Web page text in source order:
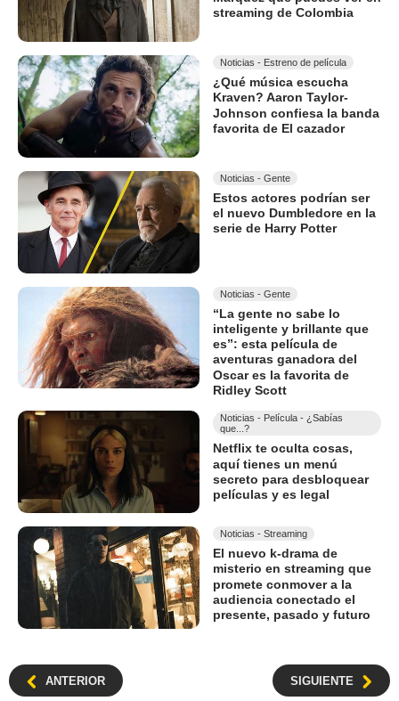
streaming de Colombia
Noticias - Estreno de película
¿Qué música escucha
Kraven? Aaron Taylor-
Johnson confiesa la banda
favorita de El cazador
Noticias - Gente
Estos actores podrían ser
el nuevo Dumbledore en la
serie de Harry Potter
Noticias - Gente
“La gente no sabe lo
inteligente y brillante que
es”: esta película de
aventuras ganadora del
Oscar es la favorita de
Ridley Scott
Noticias - Película - ¿Sabías
que...?
Netflix te oculta cosas,
aquí tienes un menú
secreto para desbloquear
películas y es legal
Noticias - Streaming
El nuevo k-drama de
misterio en streaming que
promete conmover a la
audiencia conectado el
presente, pasado y futuro
ANTERIOR SIGUIENTE